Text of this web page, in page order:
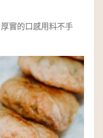
實的口感用料不手